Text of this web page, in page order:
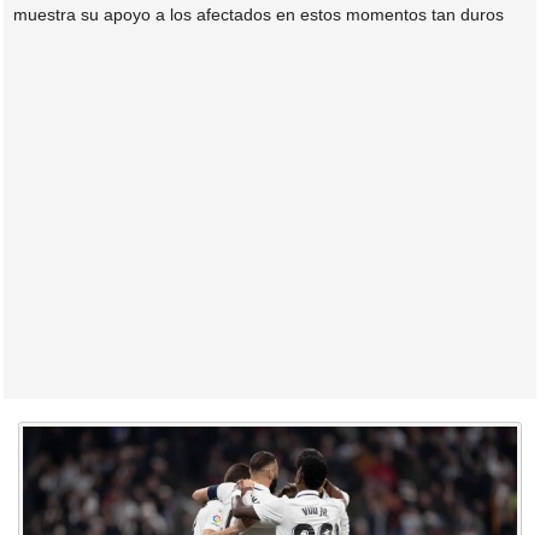
muestra su apoyo a los afectados en estos momentos tan duros